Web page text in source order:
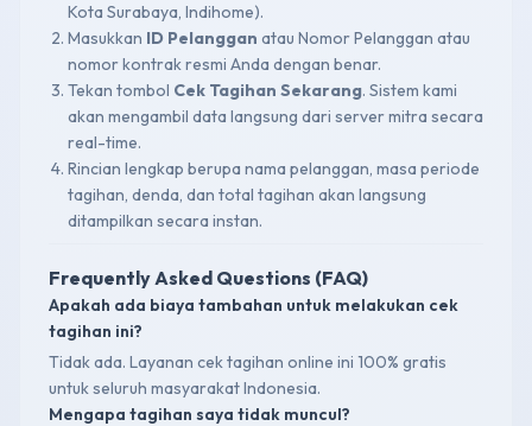
Kota Surabaya, Indihome).
Masukkan ID Pelanggan atau Nomor Pelanggan atau
nomor kontrak resmi Anda dengan benar.
Tekan tombol Cek Tagihan Sekarang. Sistem kami
akan mengambil data langsung dari server mitra secara
real-time.
Rincian lengkap berupa nama pelanggan, masa periode
tagihan, denda, dan total tagihan akan langsung
ditampilkan secara instan.
Frequently Asked Questions (FAQ)
Apakah ada biaya tambahan untuk melakukan cek
tagihan ini?
Tidak ada. Layanan cek tagihan online ini 100% gratis
untuk seluruh masyarakat Indonesia.
Mengapa tagihan saya tidak muncul?